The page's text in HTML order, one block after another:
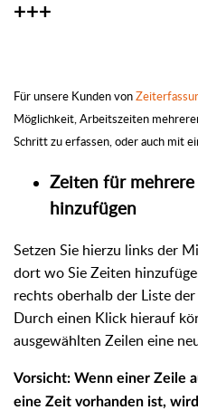
+++
Für unsere Kunden von
Möglichkeit, Arbeitszeiten
Schritt zu erfassen, oder auch mit
Zeiten für
hinzufügen
Setzen Sie hierzu links der
dort wo Sie Zeiten
rechts oberhalb der Liste
Durch einen Klick hierauf
ausgewählten Zeilen eine
Vorsicht: Wenn einer Zeile
eine Zeit vorhanden ist,